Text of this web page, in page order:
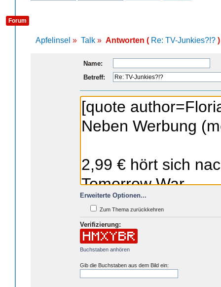
Forum
Apfelinsel » Talk » Antworten ( Re: TV-Junkies?!? )
Name:
Betreff:
Erweiterte Optionen...
Zum Thema zurückkehren
Verifizierung:
Buchstaben anhören
Gib die Buchstaben aus dem Bild ein: